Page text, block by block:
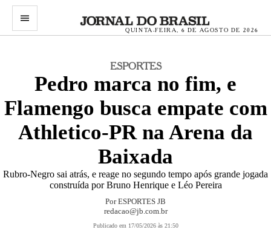
menu
QUINTA-FEIRA, 6 DE AGOSTO DE 2026
ESPORTES
Pedro marca no fim, e
Flamengo busca empate com
Athletico-PR na Arena da
Baixada
Rubro-Negro sai atrás, e reage no segundo tempo após grande jogada
construída por Bruno Henrique e Léo Pereira
PorESPORTES JB
redacao@jb.com.br
Publicado em 17/05/2026 às 21:50